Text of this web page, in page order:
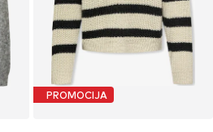
PROMOCIJA